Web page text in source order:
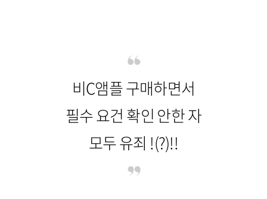
비C앰플 구매하면서
필수 요건 확인 안한 자
모두 유죄 !(?)!!